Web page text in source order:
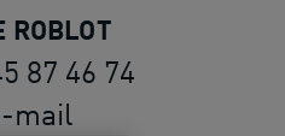
ROBLOT
87 46 74
mail